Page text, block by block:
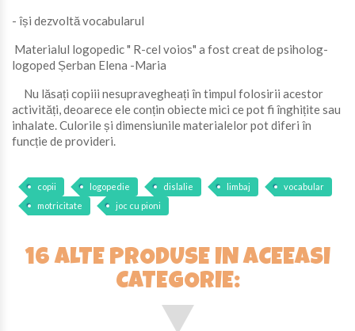
- își dezvoltă vocabularul
Materialul logopedic " R-cel voios" a fost creat de psiholog-
logoped Șerban Elena -Maria
Nu lăsați copiii nesupravegheați în timpul folosirii acestor
activități, deoarece ele conțin obiecte mici ce pot fi înghițite sau
inhalate. Culorile și dimensiunile materialelor pot diferi în
funcție de provideri.
copii logopedie dislalie limbaj
vocabular
motricitate
joc cu pioni
16 ALTE PRODUSE IN ACEEASI
CATEGORIE: